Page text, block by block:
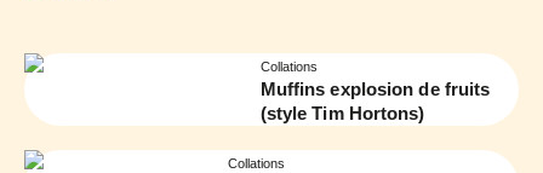
Collations
Muffins explosion de fruits
(style Tim Hortons)
Collations